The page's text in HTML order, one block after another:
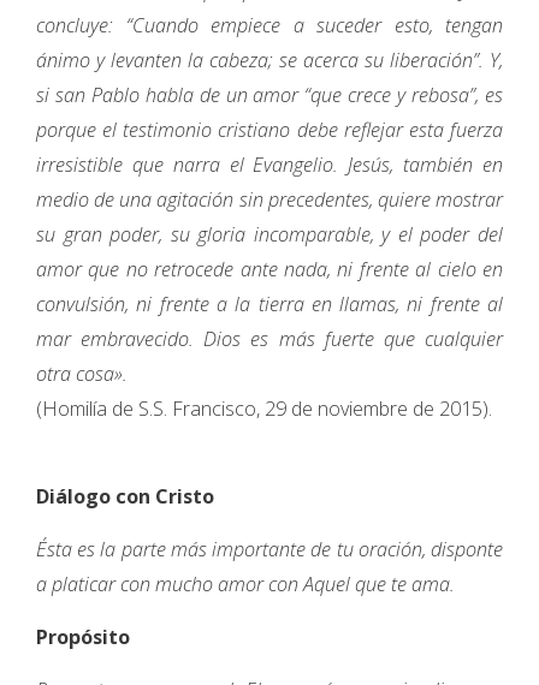
concluye: “Cuando empiece a suceder esto, tengan
ánimo y levanten la cabeza; se acerca su liberación”. Y,
si san Pablo habla de un amor “que crece y rebosa”, es
porque el testimonio cristiano debe reflejar esta fuerza
irresistible que narra el Evangelio. Jesús, también en
medio de una agitación sin precedentes, quiere mostrar
su gran poder, su gloria incomparable, y el poder del
amor que no retrocede ante nada, ni frente al cielo en
convulsión, ni frente a la tierra en llamas, ni frente al
mar embravecido. Dios es más fuerte que cualquier
otra cosa».
(Homilía de S.S. Francisco, 29 de noviembre de 2015).
Diálogo con Cristo
Ésta es la parte más importante de tu oración, disponte
a platicar con mucho amor con Aquel que te ama.
Propósito